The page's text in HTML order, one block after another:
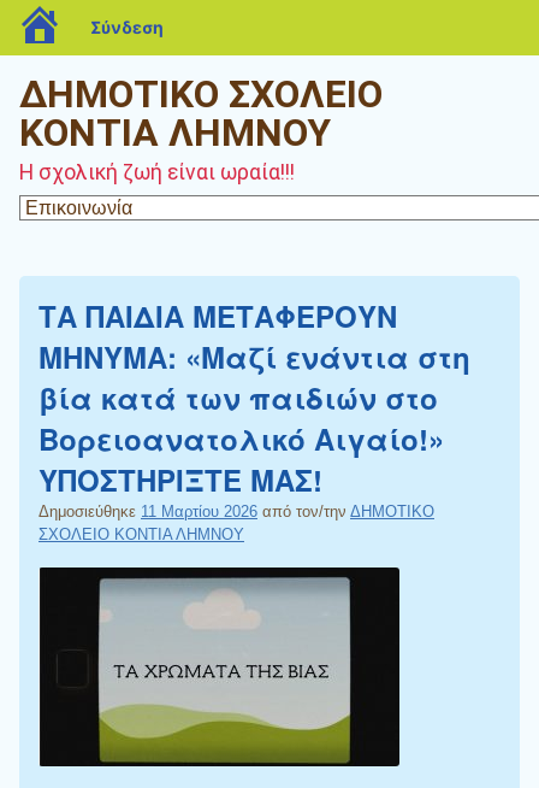
ΔΗΜΟΤΙΚΟ ΣΧΟΛΕΙΟ
ΚΟΝΤΙΑ ΛΗΜΝΟΥ
Η σχολική ζωή είναι ωραία!!!
ΤΑ ΠΑΙΔΙΑ ΜΕΤΑΦΕΡΟΥΝ
ΜΗΝΥΜΑ: «Μαζί ενάντια στη
βία κατά των παιδιών στο
Βορειοανατολικό Αιγαίο!»
ΥΠΟΣΤΗΡΙΞΤΕ ΜΑΣ!
Δημοσιεύθηκε 11 Μαρτίου 2026 από τον/την ΔΗΜΟΤΙΚΟ
ΣΧΟΛΕΙΟ ΚΟΝΤΙΑ ΛΗΜΝΟΥ
blogs.sch.gr
Σύνδεση